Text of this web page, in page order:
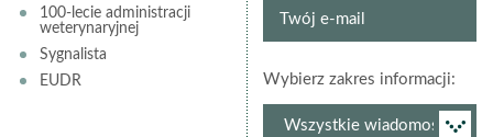
100-lecie administracji
weterynaryjnej
Sygnalista
EUDR
Twój
Wybierz zakres informacji: